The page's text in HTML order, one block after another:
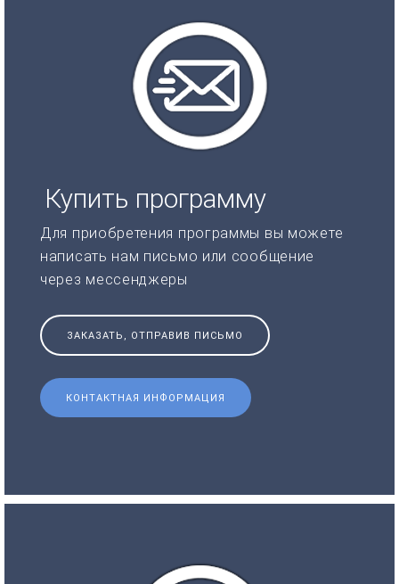
Купить программу
Для приобретения программы вы можете
написать нам письмо или сообщение
через мессенджеры
ЗАКАЗАТЬ, ОТПРАВИВ ПИСЬМО
КОНТАКТНАЯ ИНФОРМАЦИЯ